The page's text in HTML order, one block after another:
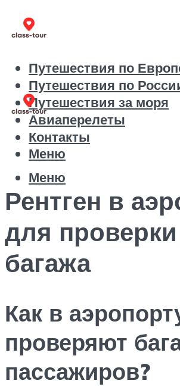
Путешествия по
Путешествия по
Путешествия за моря
Авиаперелеты
Контакты
Меню
Меню
Рентген в
для проверки
багажа
Как в
проверяют
пассажиров?